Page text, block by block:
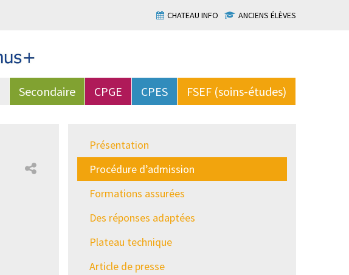
CHATEAU INFO ANCIENS ÉLÈVES
Secondaire CPGE CPES FSEF (soins-études)
Présentation
Procédure d’admission
Formations assurées
Des réponses adaptées
Plateau technique
Article de presse